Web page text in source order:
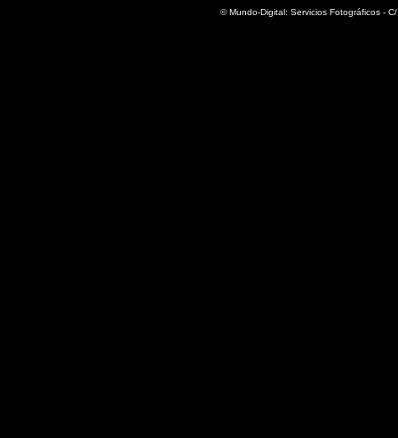
© Mundo-Digital: Servicios Fotográficos -